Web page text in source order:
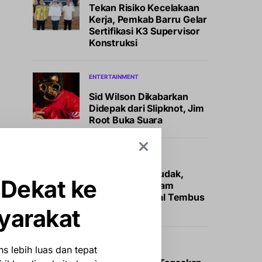
Tekan Risiko Kecelakaan
Kerja, Pemkab Barru Gelar
Sertifikasi K3 Supervisor
Konstruksi
ENTERTAINMENT
Sid Wilson Dikabarkan
Didepak dari Slipknot, Jim
Root Buka Suara
Peminat Membludak,
Pendaftar Program
Magang Nasional Tembus
ke
lebih luas dan tepat